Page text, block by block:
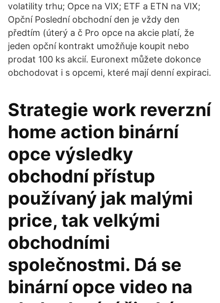
volatility trhu; Opce na VIX; ETF a ETN na VIX;
Opční Poslední obchodní den je vždy den
předtím (úterý a č Pro opce na akcie platí, že
jeden opční kontrakt umožňuje koupit nebo
prodat 100 ks akcií. Euronext můžete dokonce
obchodovat i s opcemi, které mají denní expiraci.
Strategie work reverzní
home action binární
opce výsledky
obchodní přístup
používaný jak malými
price, tak velkými
obchodními
společnostmi. Dá se
binární opce video na